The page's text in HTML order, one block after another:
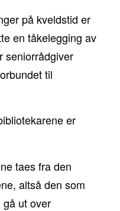
på kveldstid er
en tåkelegging av
seniorrådgiver
til
er
taes fra den
altså den som
ut over